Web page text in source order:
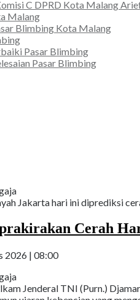
C DPRD Kota Malang
Malang
Blimbing Kota Malang
Pasar Blimbing
Pasar Blimbing
Jakarta hari ini diprediksi
Cerah
2026 | 08:00
Jenderal TNI (Purn.)